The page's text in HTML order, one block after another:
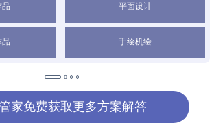
1小时前
1小时前
150****2321
品 平面设计
品 手绘机绘
家免费获取更多方案解答